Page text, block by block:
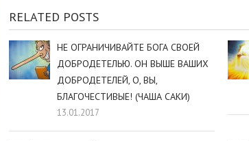
RELATED POSTS
НЕ ОГРАНИЧИВАЙТЕ БОГА СВОЕЙ
ДОБРОДЕТЕЛЬЮ. ОН ВЫШЕ ВАШИХ
ДОБРОДЕТЕЛЕЙ, О, ВЫ,
БЛАГОЧЕСТИВЫЕ! (ЧАША САКИ)
13.01.2017